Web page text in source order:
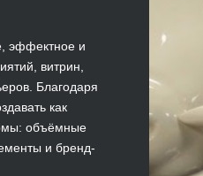
эффектное и
витрин,
Благодаря
как
объёмные
и бренд-